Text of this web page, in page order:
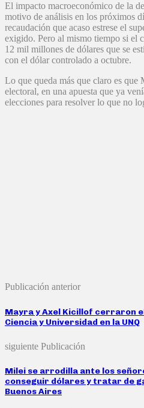
El impacto macroeconómico de la
motivo de análisis en los próximos
recaudación que acaso estrese el
exigido. Pero al mismo tiempo si el
12 mil millones de dólares que se
con el dólar controlado a octubre.
Lo que queda más que claro es
electoral, en una apuesta que ya
elecciones para resolver lo que no
Publicación anterior
Mayra y Axel Kicillof cerraron
Ciencia y Universidad en la UNQ
siguiente Publicación
Milei se arrodilla ante los
conseguir dólares y tratar de
Buenos Aires